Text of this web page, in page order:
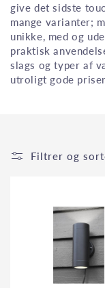
give det sidste
mange varianter;
unikke, med og
praktisk
slags og typer af
utroligt gode
Filtrer og